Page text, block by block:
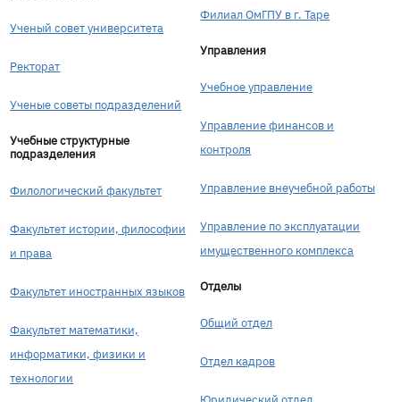
Ученый совет университета
Ректорат
Ученые советы подразделений
Учебные структурные
подразделения
Филологический факультет
Факультет истории, философии
и права
Факультет иностранных языков
Факультет математики,
информатики, физики и
технологии
Филиал ОмГПУ в г. Таре
Управления
Учебное управление
Управление финансов и
контроля
Управление внеучебной работы
Управление по эксплуатации
имущественного комплекса
Отделы
Общий отдел
Отдел кадров